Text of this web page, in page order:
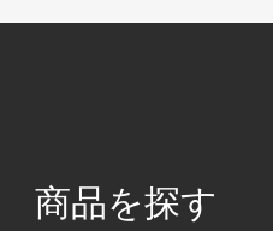
商品を探す